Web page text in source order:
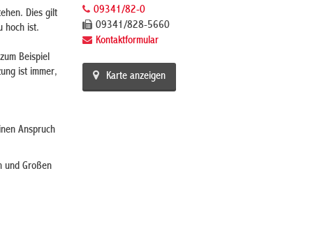
Dies gilt
hoch ist.
Beispiel
ist immer,
Anspruch
und Großen
09341/82-0
09341/828-5660
Kontaktformular
Karte anzeigen